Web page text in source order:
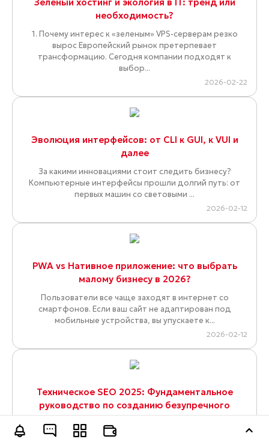
необходимость?
1. Почему интерес к «зеленым» VPS-серверам резко
вырос Европейский рынок претерпевает
трансформацию. Сегодня компании подходят к
выбор...
2026-02-22
Эволюция интерфейсов: от CLI к GUI, к VUI и
далее
За какими инновациями стоит следить бизнесу?
Компьютерные интерфейсы прошли долгий путь: от
первых машин со световыми ...
2026-02-12
PWA vs Нативное приложение: что выбрать
малому бизнесу в 2026?
Пользователи все чаще заходят в интернет со
смартфонов. Если ваш сайт не адаптирован под
мобильные устройства, вы упускаете к...
2026-02-12
Техническое SEO 2025: Фундаментальное
руководство по созданию безупречного
цифрового актива
Полный анализ ключевых технических аспектов
Оставить заявку